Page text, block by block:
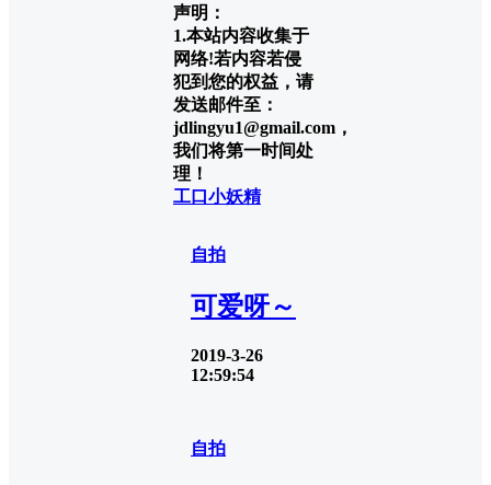
声明：
1.本站内容收集于
网络!若内容若侵
犯到您的权益，请
发送邮件至：
jdlingyu1@gmail.com，
我们将第一时间处
理！
工口小妖精
自拍
可爱呀～
2019-3-26
12:59:54
自拍